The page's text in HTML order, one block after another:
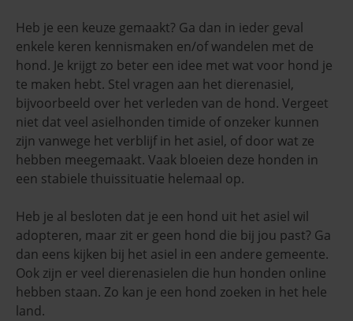
Heb je een keuze gemaakt? Ga dan in ieder geval
enkele keren kennismaken en/of wandelen met de
hond. Je krijgt zo beter een idee met wat voor hond je
te maken hebt. Stel vragen aan het dierenasiel,
bijvoorbeeld over het verleden van de hond. Vergeet
niet dat veel asielhonden timide of onzeker kunnen
zijn vanwege het verblijf in het asiel, of door wat ze
hebben meegemaakt. Vaak bloeien deze honden in
een stabiele thuissituatie helemaal op.
Heb je al besloten dat je een hond uit het asiel wil
adopteren, maar zit er geen hond die bij jou past? Ga
dan eens kijken bij het asiel in een andere gemeente.
Ook zijn er veel dierenasielen die hun honden online
hebben staan. Zo kan je een hond zoeken in het hele
land.